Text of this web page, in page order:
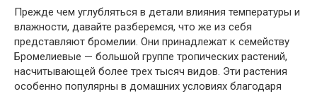
Прежде чем углубляться в детали влияния температуры и
влажности, давайте разберемся, что же из себя
представляют бромелии. Они принадлежат к семейству
Бромелиевые — большой группе тропических растений,
насчитывающей более трех тысяч видов. Эти растения
особенно популярны в домашних условиях благодаря